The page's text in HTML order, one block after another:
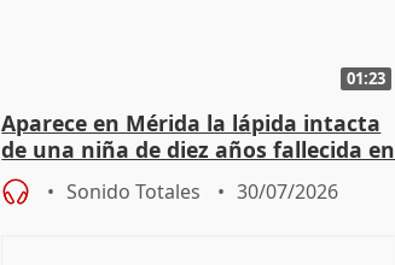
01:23
Aparece en Mérida la lápida intacta
de una niña de diez años fallecida en
el año 519 d.C.
Sonido Totales 30/07/2026